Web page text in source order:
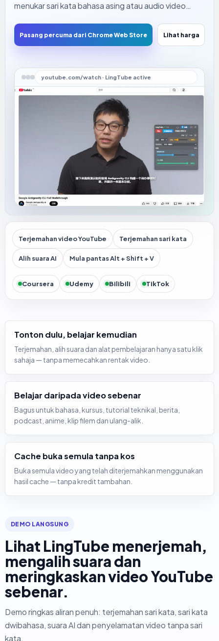
menukar sari kata bahasa asing atau audio video
fahami, dibacakan dengan suara semula jadi
sementara video terus berjalan. Anda tidak perlu lagi
Pasang percuma dari Chrome Web Store Lihat harga
youtube.com/watch · LingTube active
Terjemahan video YouTube Terjemahan sari kata
Alih suara AI Mula pantas Alt + Shift + V
Coursera Udemy Bilibili TikTok
Tonton dulu, belajar kemudian
Terjemahan, alih suara dan alat pembelajaran hanya satu klik
sahaja — tanpa memecahkan rentak video.
Belajar daripada video sebenar
Bagus untuk bahasa, kursus, tutorial teknikal, berita,
podcast, anime, klip filem dan ulang-alik.
Cache buka semula tanpa kos
Buka semula video yang telah diterjemahkan menggunakan
hasil cache — tanpa kredit tambahan.
DEMO LANGSUNG
Lihat LingTube menerjemah,
mengalih suara dan
meringkaskan video YouTube
sebenar.
Demo ringkas aliran penuh: terjemahan sari kata, sari kata
dwibahasa, suara AI dan penyelamatan video tanpa sari
kata.